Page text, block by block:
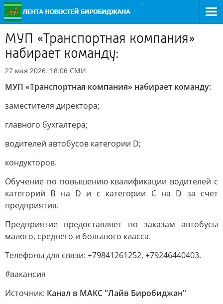
МУП «Транспортная компания»
набирает команду:
27 мая 2026, 18:06 СМИ
МУП «Транспортная компания» набирает команду:
заместителя директора;
главного бухгалтера;
водителей автобусов категории D;
кондукторов.
Обучение по повышению квалификации водителей с
категорий B на D и с категории C на D за счет
предприятия.
Предприятие предоставляет по заказам автобусы
малого, среднего и большого класса.
Телефоны для связи: +79841261252, +79246440403.
#вакансия
Источник: Канал в МАКС "Лайв Биробиджан"